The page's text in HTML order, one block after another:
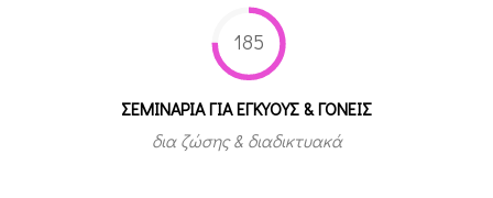
185
ΣΕΜΙΝΑΡΙΑ ΓΙΑ ΕΓΚΥΟΥΣ & ΓΟΝΕΙΣ
δια ζώσης & διαδικτυακά